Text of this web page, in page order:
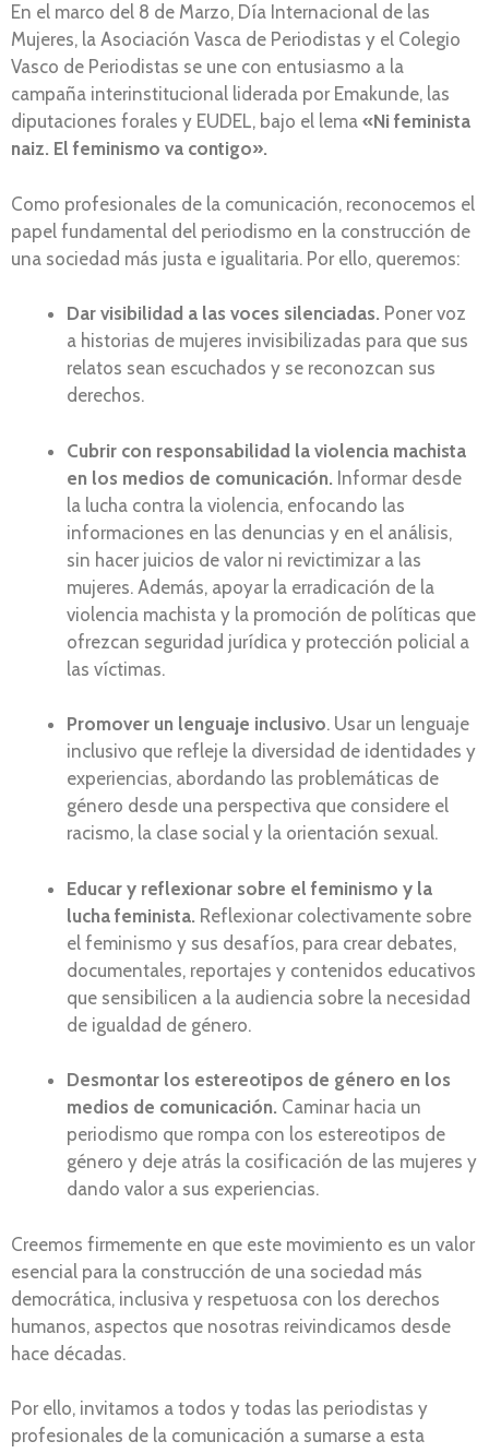
En el marco del 8 de Marzo, Día Internacional de las
Mujeres, la Asociación Vasca de Periodistas y el Colegio
Vasco de Periodistas se une con entusiasmo a la
campaña interinstitucional liderada por Emakunde, las
diputaciones forales y EUDEL, bajo el lema «Ni feminista
naiz. El feminismo va contigo».
Como profesionales de la comunicación, reconocemos el
papel fundamental del periodismo en la construcción de
una sociedad más justa e igualitaria. Por ello, queremos:
Dar visibilidad a las voces silenciadas. Poner voz
a historias de mujeres invisibilizadas para que sus
relatos sean escuchados y se reconozcan sus
derechos.
Cubrir con responsabilidad la violencia machista
en los medios de comunicación. Informar desde
la lucha contra la violencia, enfocando las
informaciones en las denuncias y en el análisis,
sin hacer juicios de valor ni revictimizar a las
mujeres. Además, apoyar la erradicación de la
violencia machista y la promoción de políticas que
ofrezcan seguridad jurídica y protección policial a
las víctimas.
Promover un lenguaje inclusivo. Usar un lenguaje
inclusivo que refleje la diversidad de identidades y
experiencias, abordando las problemáticas de
género desde una perspectiva que considere el
racismo, la clase social y la orientación sexual.
Educar y reflexionar sobre el feminismo y la
lucha feminista. Reflexionar colectivamente sobre
el feminismo y sus desafíos, para crear debates,
documentales, reportajes y contenidos educativos
que sensibilicen a la audiencia sobre la necesidad
de igualdad de género.
Desmontar los estereotipos de género en los
medios de comunicación. Caminar hacia un
periodismo que rompa con los estereotipos de
género y deje atrás la cosificación de las mujeres y
dando valor a sus experiencias.
Creemos firmemente en que este movimiento es un valor
esencial para la construcción de una sociedad más
democrática, inclusiva y respetuosa con los derechos
humanos, aspectos que nosotras reivindicamos desde
hace décadas.
Por ello, invitamos a todos y todas las periodistas y
profesionales de la comunicación a sumarse a esta